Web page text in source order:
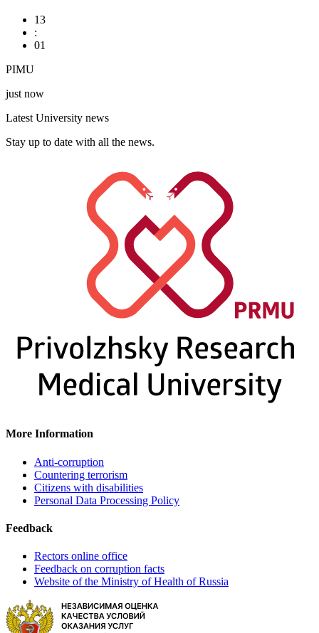
13
:
01
PIMU
just now
Latest University news
Stay up to date with all the news.
More Information
Anti-corruption
Countering terrorism
Citizens with disabilities
Personal Data Processing Policy
Feedback
Rectors online office
Feedback on corruption facts
Website of the Ministry of Health of Russia